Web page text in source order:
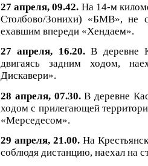
27 апреля, 09.42. На 14-м
Столбово/Зонихи) «БМВ», не
ехавшим впереди «Хендаем».
27 апреля, 16.20.В деревне
двигаясь задним ходом,
Дискавери».
28 апреля, 07.30.В деревне
ходом с прилегающей
«Мерседесом».
29 апреля, 21.00.На
соблюдя дистанцию, наехал на